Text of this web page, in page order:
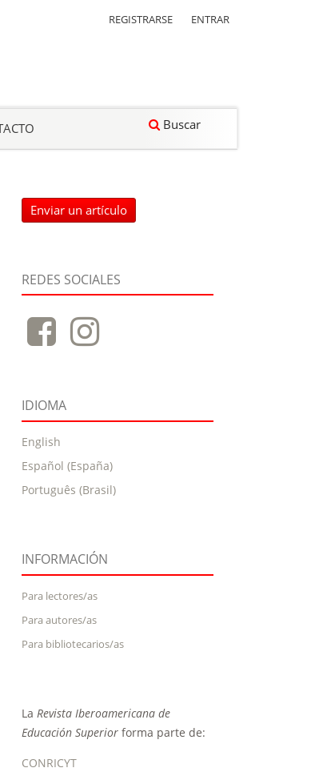
Buscar
REGISTRARSE ENTRAR
Enviar un artículo
REDES SOCIALES
IDIOMA
English
Español (España)
Português (Brasil)
INFORMACIÓN
Para lectores/as
Para autores/as
Para bibliotecarios/as
La Revista Iberoamericana de
Educación Superior forma parte de:
CONRICYT